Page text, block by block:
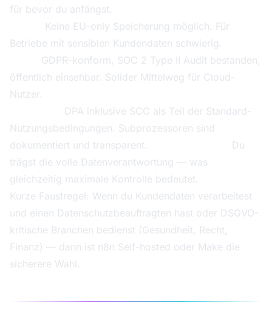
für bevor du anfängst.
Keine EU-only Speicherung möglich. Für
Betriebe mit sensiblen Kundendaten schwierig.
GDPR-konform, SOC 2 Type II Audit bestanden,
öffentlich einsehbar. Solider Mittelweg für Cloud-
Nutzer.
DPA inklusive SCC als Teil der Standard-
Nutzungsbedingungen. Subprozessoren sind
dokumentiert und transparent.
Du
trägst die volle Datenverantwortung — was
gleichzeitig maximale Kontrolle bedeutet.
Kurze Faustregel: Wenn du Kundendaten verarbeitest
und einen Datenschutzbeauftragten hast oder DSGVO-
kritische Branchen bedienst (Gesundheit, Recht,
Finanz) — dann ist n8n Self-hosted oder Make die
sicherere Wahl.